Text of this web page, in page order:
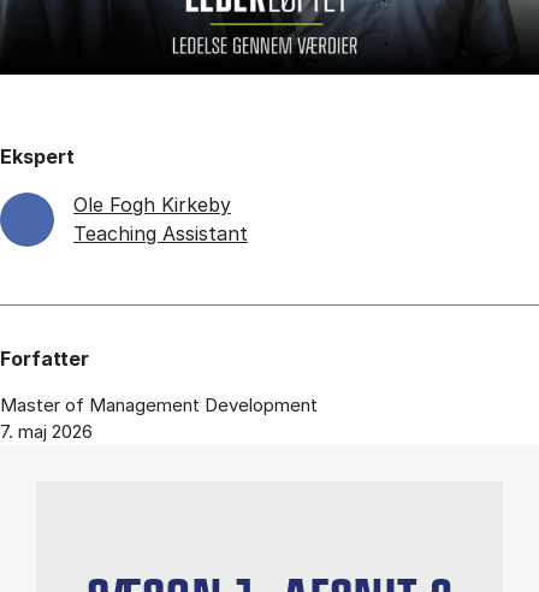
Ekspert
Ole Fogh Kirkeby
Teaching Assistant
Forfatter
Master of Management Development
7. maj 2026